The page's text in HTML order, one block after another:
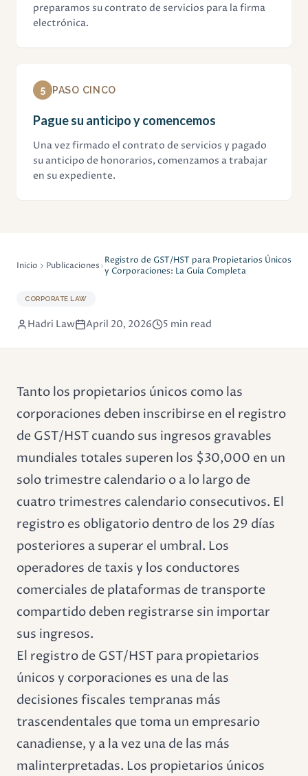
preparamos su contrato de servicios para la firma
electrónica.
5 PASO CINCO
Pague su anticipo y comencemos
Una vez firmado el contrato de servicios y pagado
su anticipo de honorarios, comenzamos a trabajar
en su expediente.
Inicio Publicaciones Registro de GST/HST para Propietarios Únicos
y Corporaciones: La Guía Completa
CORPORATE LAW
Hadri Law April 20, 2026 5 min read
Tanto los propietarios únicos como las
corporaciones deben inscribirse en el registro
de GST/HST cuando sus ingresos gravables
mundiales totales superen los $30,000 en un
solo trimestre calendario o a lo largo de
cuatro trimestres calendario consecutivos. El
registro es obligatorio dentro de los 29 días
posteriores a superar el umbral. Los
operadores de taxis y los conductores
comerciales de plataformas de transporte
compartido deben registrarse sin importar
sus ingresos.
El registro de GST/HST para propietarios
únicos y corporaciones es una de las
decisiones fiscales tempranas más
trascendentales que toma un empresario
canadiense, y a la vez una de las más
malinterpretadas. Los propietarios únicos